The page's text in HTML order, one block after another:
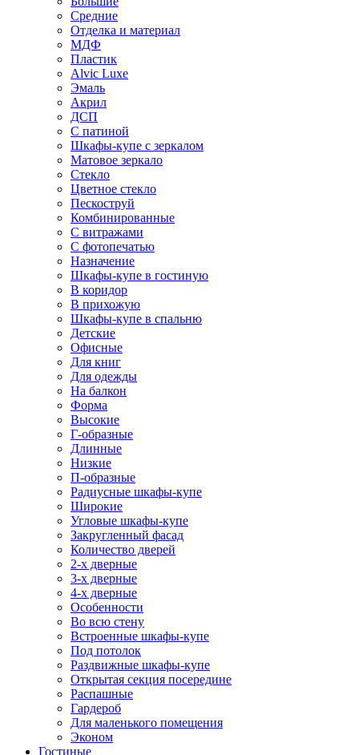
Средние
Отделка и материал
МДФ
Пластик
Alvic Luxe
Эмаль
Акрил
ДСП
С патиной
Шкафы-купе с зеркалом
Матовое зеркало
Стекло
Цветное стекло
Пескоструй
Комбинированные
С витражами
С фотопечатью
Назначение
Шкафы-купе в гостиную
В коридор
В прихожую
Шкафы-купе в спальню
Детские
Офисные
Для книг
Для одежды
На балкон
Форма
Высокие
Г-образные
Длинные
Низкие
П-образные
Радиусные шкафы-купе
Широкие
Угловые шкафы-купе
Закругленный фасад
Количество дверей
2-х дверные
3-х дверные
4-х дверные
Особенности
Во всю стену
Встроенные шкафы-купе
Под потолок
Раздвижные шкафы-купе
Открытая секция посередине
Распашные
Гардероб
Для маленького помещения
Эконом
Гостиные